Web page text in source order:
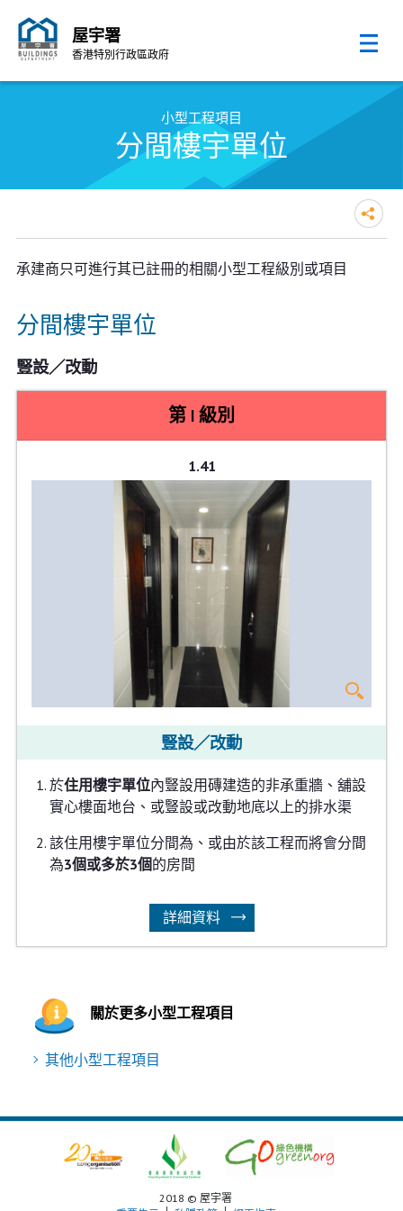
屋宇署
香港特別行政區政府
小型工程項目
分間樓宇單位
承建商只可進行其已註冊的相關小型工程級別或項目
分間樓宇單位
豎設／改動
第 I 級別
1.41
豎設／改動
於住用樓宇單位內豎設用磚建造的非承重牆、舖設
實心樓面地台、或豎設或改動地底以上的排水渠
該住用樓宇單位分間為、或由於該工程而將會分間
為3個或多於3個的房間
詳細資料
關於更多小型工程項目
其他小型工程項目
2018 © 屋宇署